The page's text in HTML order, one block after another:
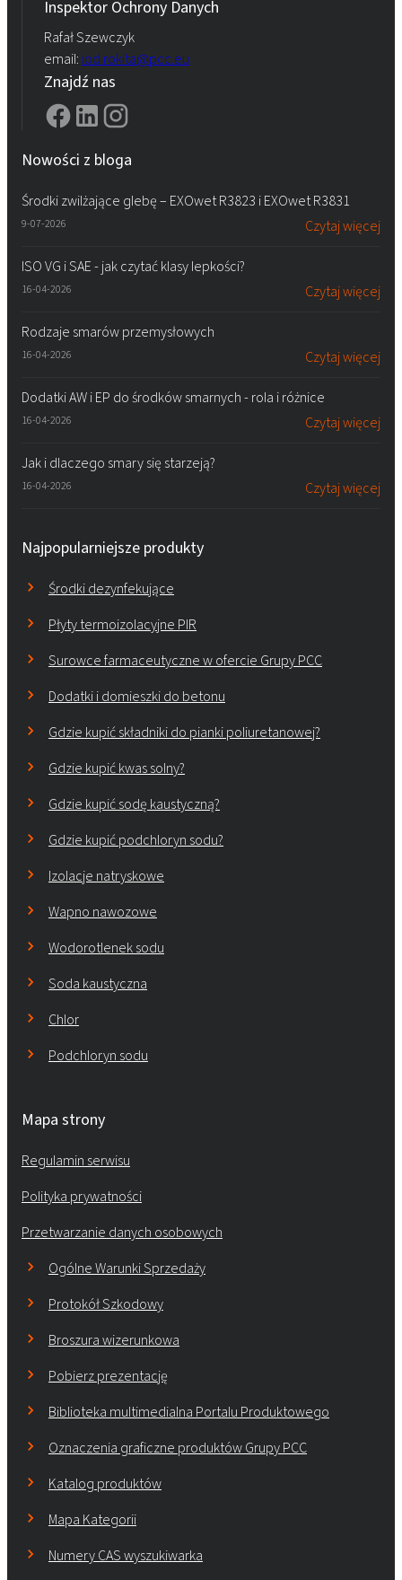
Inspektor Ochrony Danych
Rafał Szewczyk
email: iod.rokita@pcc.eu
Znajdź nas
Nowości z bloga
Środki zwilżające glebę – EXOwet R3823 i EXOwet R3831
9-07-2026 Czytaj więcej
ISO VG i SAE - jak czytać klasy lepkości?
16-04-2026 Czytaj więcej
Rodzaje smarów przemysłowych
16-04-2026 Czytaj więcej
Dodatki AW i EP do środków smarnych - rola i różnice
16-04-2026 Czytaj więcej
Jak i dlaczego smary się starzeją?
16-04-2026 Czytaj więcej
Najpopularniejsze produkty
Środki dezynfekujące
Płyty termoizolacyjne PIR
Surowce farmaceutyczne w ofercie Grupy PCC
Dodatki i domieszki do betonu
Gdzie kupić składniki do pianki poliuretanowej?
Gdzie kupić kwas solny?
Gdzie kupić sodę kaustyczną?
Gdzie kupić podchloryn sodu?
Izolacje natryskowe
Wapno nawozowe
Wodorotlenek sodu
Soda kaustyczna
Chlor
Podchloryn sodu
Mapa strony
Regulamin serwisu
Polityka prywatności
Przetwarzanie danych osobowych
Ogólne Warunki Sprzedaży
Protokół Szkodowy
Broszura wizerunkowa
Pobierz prezentację
Biblioteka multimedialna Portalu Produktowego
Oznaczenia graficzne produktów Grupy PCC
Katalog produktów
Mapa Kategorii
Numery CAS wyszukiwarka